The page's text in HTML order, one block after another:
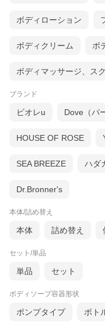
ボディローション
ボディクリーム ボ
ボディマッサージ、ス
ブランド
ビオレu Dove（パ
HOUSE OF ROSE
SEA BREEZE ハダ
Dr.Bronner's
本体/詰め替え
本体 詰め替え
セット/単品
単品 セット
ボディソープ容器形状
ポンプタイプ ボト